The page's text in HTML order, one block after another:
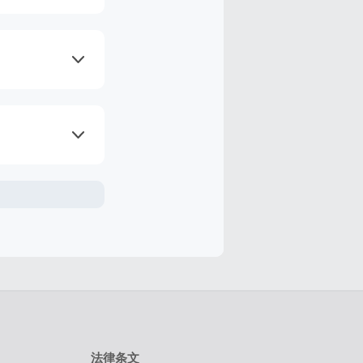
费用及优
购物后的7
法律条文